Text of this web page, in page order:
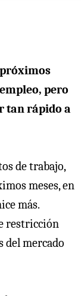
pero
tan rápido a
de trabajo,
meses, en
más.
restricción
del mercado